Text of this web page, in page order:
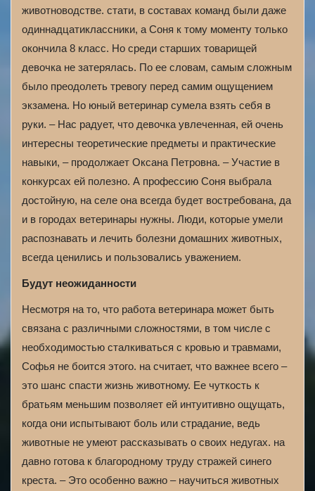
животноводстве. стати, в составах команд были даже
одиннадцатиклассники, а Соня к тому моменту только
окончила 8 класс. Но среди старших товарищей
девочка не затерялась. По ее словам, самым сложным
было преодолеть тревогу перед самим ощущением
экзамена. Но юный ветеринар сумела взять себя в
руки. – Нас радует, что девочка увлеченная, ей очень
интересны теоретические предметы и практические
навыки, – продолжает Оксана Петровна. – Участие в
конкурсах ей полезно. А профессию Соня выбрала
достойную, на селе она всегда будет востребована, да
и в городах ветеринары нужны. Люди, которые умели
распознавать и лечить болезни домашних животных,
всегда ценились и пользовались уважением.
Будут неожиданности
Несмотря на то, что работа ветеринара может быть
связана с различными сложностями, в том числе с
необходимостью сталкиваться с кровью и травмами,
Софья не боится этого. на считает, что важнее всего –
это шанс спасти жизнь животному. Ее чуткость к
братьям меньшим позволяет ей интуитивно ощущать,
когда они испытывают боль или страдание, ведь
животные не умеют рассказывать о своих недугах. на
давно готова к благородному труду стражей синего
креста. – Это особенно важно – научиться животных